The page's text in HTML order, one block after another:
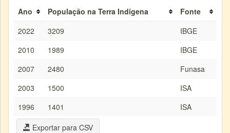
Ano População na Terra Indígena
Fonte
2022
3209
IBGE
2010
1989
IBGE
2007
2480
Funasa
2003
1500
ISA
1996
1401
ISA
Exportar para CSV